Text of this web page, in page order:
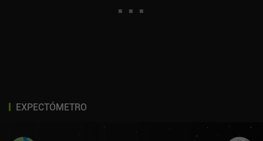
EXPECTÓMETRO